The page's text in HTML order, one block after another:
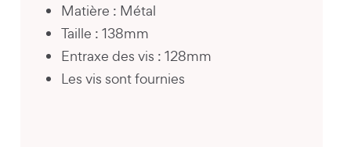
Matière : Métal
Taille : 138mm
Entraxe des vis : 128mm
Les vis sont fournies